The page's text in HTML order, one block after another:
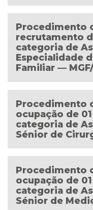
Procedimento
recrutamento
categoria de
Especialidade
Familiar —
Procedimento
ocupação de
categoria de
Sénior de
Procedimento
ocupação de
categoria de
Sénior de